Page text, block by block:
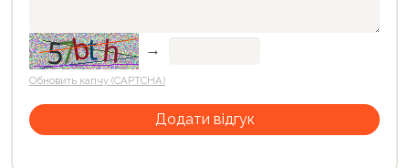
→
Обновить капчу (CAPTCHA)